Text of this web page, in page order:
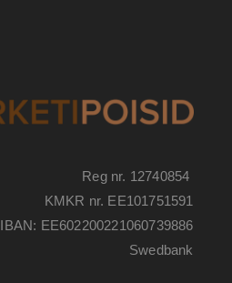
Reg nr. 12740854
KMKR nr. EE101751591
IBAN: EE602200221060739886
Swedbank